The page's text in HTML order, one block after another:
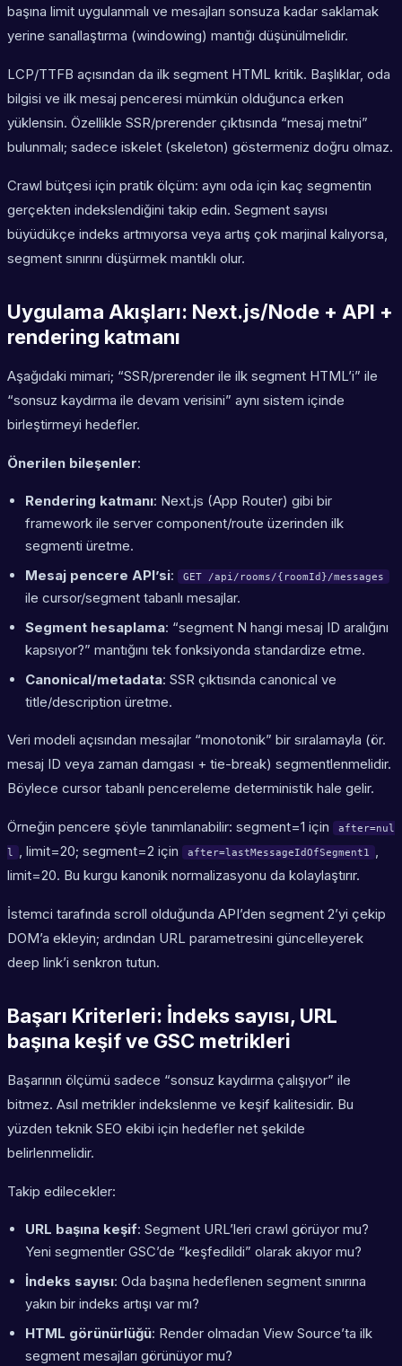
başına limit uygulanmalı ve mesajları sonsuza kadar saklamak
yerine sanallaştırma (windowing) mantığı düşünülmelidir.
LCP/TTFB açısından da ilk segment HTML kritik. Başlıklar, oda
bilgisi ve ilk mesaj penceresi mümkün olduğunca erken
yüklensin. Özellikle SSR/prerender çıktısında “mesaj metni”
bulunmalı; sadece iskelet (skeleton) göstermeniz doğru olmaz.
Crawl bütçesi için pratik ölçüm: aynı oda için kaç segmentin
gerçekten indekslendiğini takip edin. Segment sayısı
büyüdükçe indeks artmıyorsa veya artış çok marjinal kalıyorsa,
segment sınırını düşürmek mantıklı olur.
Uygulama Akışları: Next.js/Node + API +
rendering katmanı
Aşağıdaki mimari; “SSR/prerender ile ilk segment HTML’i” ile
“sonsuz kaydırma ile devam verisini” aynı sistem içinde
birleştirmeyi hedefler.
Önerilen bileşenler:
Rendering katmanı: Next.js (App Router) gibi bir
framework ile server component/route üzerinden ilk
segmenti üretme.
Mesaj pencere API’si: GET /api/rooms/{roomId}/messages
ile cursor/segment tabanlı mesajlar.
Segment hesaplama: “segment N hangi mesaj ID aralığını
kapsıyor?” mantığını tek fonksiyonda standardize etme.
Canonical/metadata: SSR çıktısında canonical ve
title/description üretme.
Veri modeli açısından mesajlar “monotonik” bir sıralamayla (ör.
mesaj ID veya zaman damgası + tie-break) segmentlenmelidir.
Böylece cursor tabanlı pencereleme deterministik hale gelir.
Örneğin pencere şöyle tanımlanabilir: segment=1 için after=nul
l , limit=20; segment=2 için after=lastMessageIdOfSegment1
,
limit=20. Bu kurgu kanonik normalizasyonu da kolaylaştırır.
İstemci tarafında scroll olduğunda API’den segment 2’yi çekip
DOM’a ekleyin; ardından URL parametresini güncelleyerek
deep link’i senkron tutun.
Başarı Kriterleri: İndeks sayısı, URL
başına keşif ve GSC metrikleri
Başarının ölçümü sadece “sonsuz kaydırma çalışıyor” ile
bitmez. Asıl metrikler indekslenme ve keşif kalitesidir. Bu
yüzden teknik SEO ekibi için hedefler net şekilde
belirlenmelidir.
Takip edilecekler:
URL başına keşif: Segment URL’leri crawl görüyor mu?
Yeni segmentler GSC’de “keşfedildi” olarak akıyor mu?
İndeks sayısı: Oda başına hedeflenen segment sınırına
yakın bir indeks artışı var mı?
HTML görünürlüğü: Render olmadan View Source’ta ilk
segment mesajları görünüyor mu?